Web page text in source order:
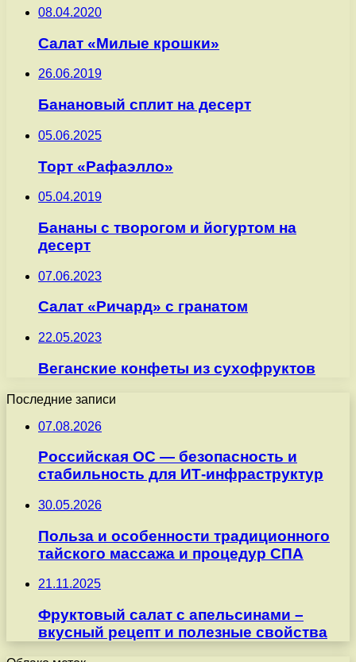
08.04.2020
Салат «Милые крошки»
26.06.2019
Банановый сплит на десерт
05.06.2025
Торт «Рафаэлло»
05.04.2019
Бананы с творогом и йогуртом на
десерт
07.06.2023
Салат «Ричард» с гранатом
22.05.2023
Веганские конфеты из сухофруктов
Последние записи
07.08.2026
Российская ОС — безопасность и
стабильность для ИТ-инфраструктур
30.05.2026
Польза и особенности традиционного
тайского массажа и процедур СПА
21.11.2025
Фруктовый салат с апельсинами –
вкусный рецепт и полезные свойства